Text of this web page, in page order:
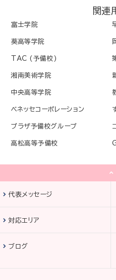
関連
富士学院
葵高等学院
TAC (予備校)
湘南美術学院
中央高等学院
ベネッセコーポレーション
プラザ予備校グループ
高松高等予備校
代表メッセージ
対応エリア
ブログ